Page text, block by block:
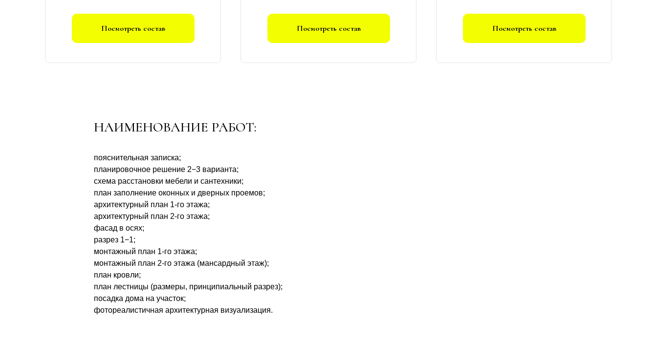
Посмотреть состав Посмотреть состав Посмотреть состав
НАИМЕНОВАНИЕ РАБОТ:
пояснительная записка;
планировочное решение 2−3 варианта;
схема расстановки мебели и сантехники;
план заполнение оконных и дверных проемов;
архитектурный план 1-го этажа;
архитектурный план 2-го этажа;
фасад в осях;
разрез 1−1;
монтажный план 1-го этажа;
монтажный план 2-го этажа (мансардный этаж);
план кровли;
план лестницы (размеры, принципиальный разрез);
посадка дома на участок;
фотореалистичная архитектурная визуализация.